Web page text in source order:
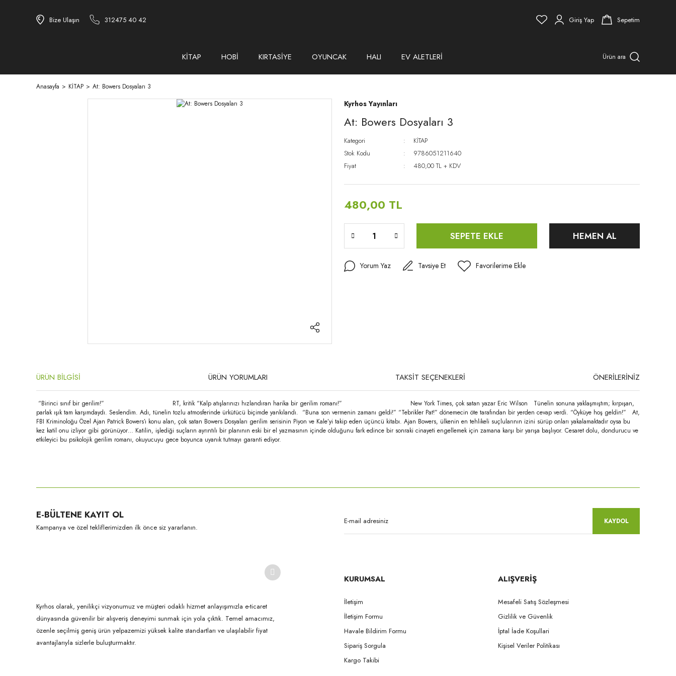
Bize Ulaşın 312475 40 42 Giriş Yap Sepetim
KİTAP HOBİ KIRTASİYE OYUNCAK HALI EV ALETLERİ Ürün ara
Anasayfa KİTAP At: Bowers Dosyaları 3
Kyrhos Yayınları
At: Bowers Dosyaları 3
Kategori
KİTAP
Stok Kodu
9786051211640
Fiyat
480,00 TL + KDV
480,00 TL
SEPETE EKLE HEMEN AL
Yorum Yaz Tavsiye Et
ÜRÜN BİLGİSİ ÜRÜN YORUMLARI TAKSİT SEÇENEKLERİ ÖNERİLERİNİZ
“Birinci sınıf bir gerilim!” RT, kritik “Kalp atışlarınızı hızlandıran harika bir gerilim romanı!” New York Times, çok satan yazar Eric Wilson Tünelin sonuna yaklaşmıştım; kırpışan,
parlak ışık tam karşımdaydı. Seslendim. Adı, tünelin tozlu atmosferinde ürkütücü biçimde yankılandı. “Buna son vermenin zamanı geldi!” “Tebrikler Pat!” dönemecin öte tarafından bir yerden cevap verdi. “Öyküye hoş geldin!” At,
FBI Kriminoloğu Özel Ajan Patrick Bowers’ı konu alan, çok satan Bowers Dosyaları gerilim serisinin Piyon ve Kale’yi takip eden üçüncü kitabı. Ajan Bowers, ülkenin en tehlikeli suçlularının izini sürüp onları yakalamaktadır oysa bu
kez katil onu izliyor gibi görünüyor… Katilin, işlediği suçların ayrıntılı bir planının eski bir el yazmasının içinde olduğunu fark edince bir sonraki cinayeti engellemek için zamana karşı bir yarışa başlıyor. Cesaret dolu, dondurucu ve
etkileyici bu psikolojik gerilim romanı, okuyucuyu gece boyunca uyanık tutmayı garanti ediyor.
Ürün açıklamasında eksik bilgiler bulunuyor.
Ürün bilgilerinde hatalar bulunuyor.
E-BÜLTENE KAYIT OL
Kampanya ve özel tekliflerimizden ilk önce siz yararlanın.
KAYDOL
Kyrhos olarak, yenilikçi vizyonumuz ve müşteri odaklı hizmet anlayışımızla e-ticaret
dünyasında güvenilir bir alışveriş deneyimi sunmak için yola çıktık. Temel amacımız,
özenle seçilmiş geniş ürün yelpazemizi yüksek kalite standartları ve ulaşılabilir fiyat
avantajlarıyla sizlerle buluşturmaktır.
KURUMSAL
İletişim
İletişim Formu
Havale Bildirim Formu
Sipariş Sorgula
Kargo Takibi
ALIŞVERİŞ
Mesafeli Satış Sözleşmesi
Gizlilik ve Güvenlik
İptal İade Koşullari
Kişisel Veriler Politikası